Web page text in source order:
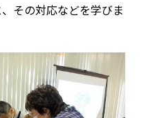
その対応などを学びま